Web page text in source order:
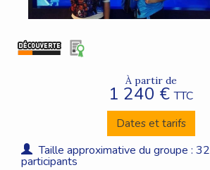
À partir de
1 240 €TTC
Dates et tarifs
Taille approximative du groupe : 32
participants